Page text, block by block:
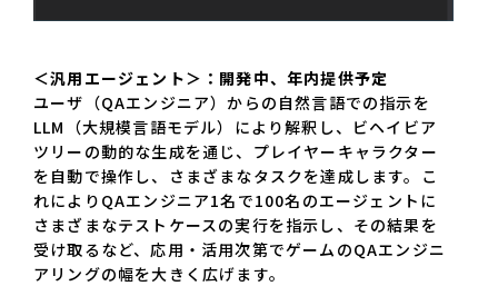
＜汎用エージェント＞：開発中、年内提供予定
ユーザ（QAエンジニア）からの自然言語での指示を
LLM（大規模言語モデル）により解釈し、ビヘイビア
ツリーの動的な生成を通じ、プレイヤーキャラクター
を自動で操作し、さまざまなタスクを達成します。こ
れによりQAエンジニア1名で100名のエージェントに
さまざまなテストケースの実行を指示し、その結果を
受け取るなど、応用・活用次第でゲームのQAエンジニ
アリングの幅を大きく広げます。